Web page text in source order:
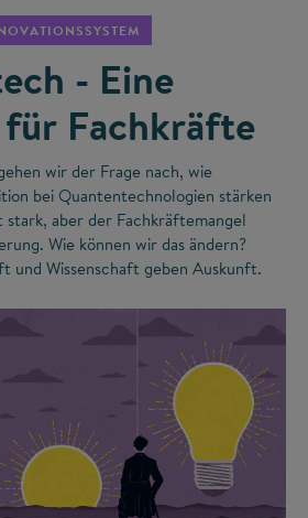
- Eine
Fachkräfte
wir der Frage nach, wie
bei Quantentechnologien stärken
stark, aber der Fachkräftemangel
Wie können wir das ändern?
und Wissenschaft geben Auskunft.